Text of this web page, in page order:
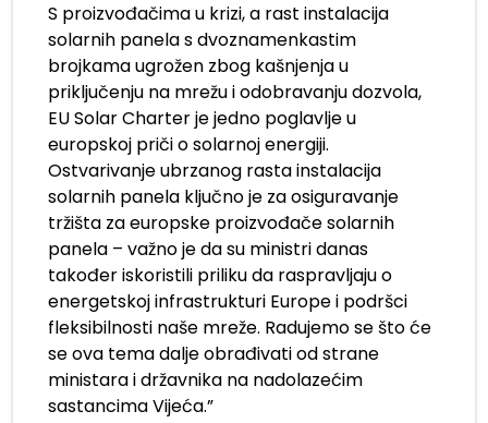
S proizvođačima u krizi, a rast instalacija
solarnih panela s dvoznamenkastim
brojkama ugrožen zbog kašnjenja u
priključenju na mrežu i odobravanju dozvola,
EU Solar Charter je jedno poglavlje u
europskoj priči o solarnoj energiji.
Ostvarivanje ubrzanog rasta instalacija
solarnih panela ključno je za osiguravanje
tržišta za europske proizvođače solarnih
panela – važno je da su ministri danas
također iskoristili priliku da raspravljaju o
energetskoj infrastrukturi Europe i podršci
fleksibilnosti naše mreže. Radujemo se što će
se ova tema dalje obrađivati od strane
ministara i državnika na nadolazećim
sastancima Vijeća.”